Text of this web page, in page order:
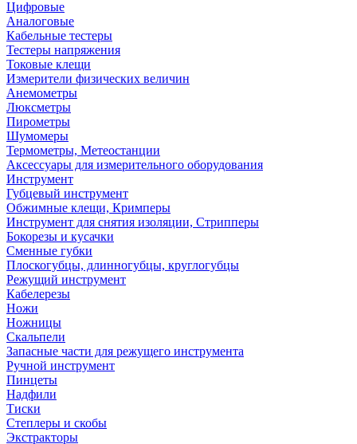
Цифровые
Аналоговые
Кабельные тестеры
Тестеры напряжения
Токовые клещи
Измерители физических величин
Анемометры
Люксметры
Пирометры
Шумомеры
Термометры, Метеостанции
Аксессуары для измерительного оборудования
Инструмент
Губцевый инструмент
Обжимные клещи, Кримперы
Инструмент для снятия изоляции, Стрипперы
Бокорезы и кусачки
Сменные губки
Плоскогубцы, длинногубцы, круглогубцы
Режущий инструмент
Кабелерезы
Ножи
Ножницы
Скальпели
Запасные части для режущего инструмента
Ручной инструмент
Пинцеты
Надфили
Тиски
Степлеры и скобы
Экстракторы